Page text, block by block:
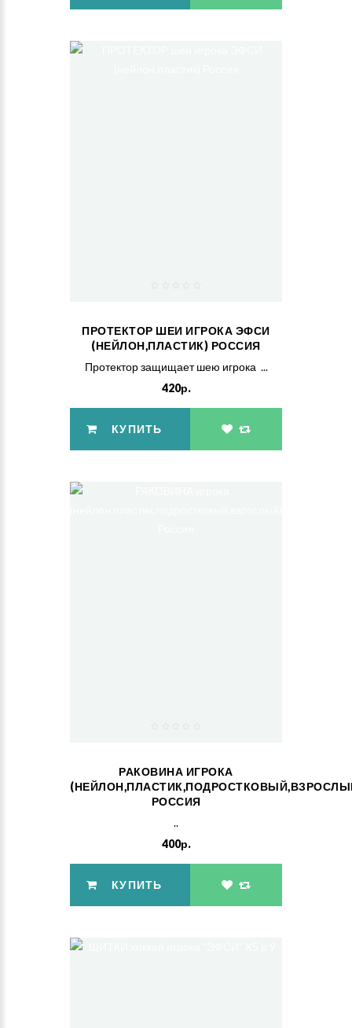
ПРОТЕКТОР ШЕИ ИГРОКА ЭФСИ
(НЕЙЛОН,ПЛАСТИК) РОССИЯ
Протектор защищает шею игрока ...
420р.
КУПИТЬ
РАКОВИНА ИГРОКА
РОССИЯ
..
400р.
КУПИТЬ